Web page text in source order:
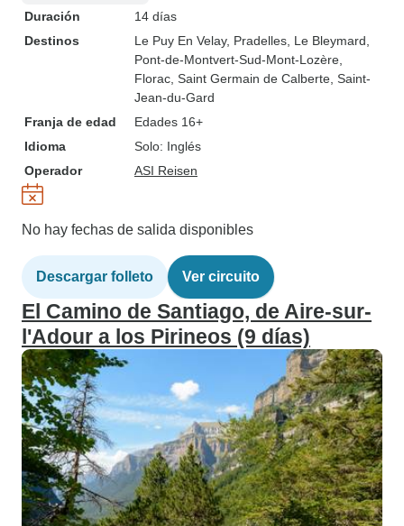
Duración
14 días
Destinos
Le Puy En Velay, Pradelles , Le Bleymard
Pont-de-Montvert-Sud-Mont-Lozère
Florac , Saint Germain de Calberte , Saint-
Jean-du-Gard
Franja de edad
Edades 16+
Idioma
Solo: Inglés
Operador
ASI Reisen
No hay fechas de salida disponibles
Descargar folleto Ver circuito
El Camino de Santiago, de Aire-sur-
l'Adour a los Pirineos (9 días)